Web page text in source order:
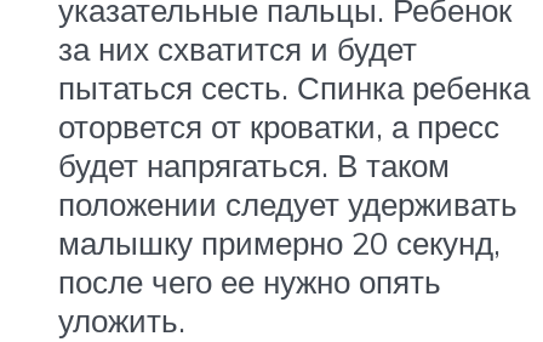
указательные пальцы. Ребенок
за них схватится и будет
пытаться сесть. Спинка ребенка
оторвется от кроватки, а пресс
будет напрягаться. В таком
положении следует удерживать
малышку примерно 20 секунд,
после чего ее нужно опять
уложить.